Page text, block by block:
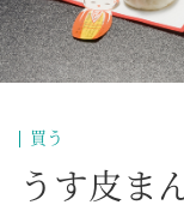
あじわう
エリア
熱海市
特集
旅の計画
買う
うす皮ま